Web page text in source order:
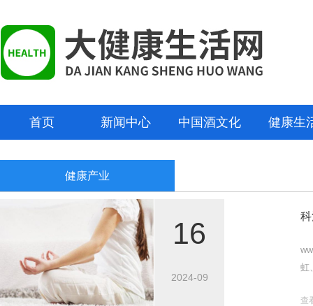
首页 新闻中心 中国酒文化 健康生
健康产业
16
2024-09
虹
查